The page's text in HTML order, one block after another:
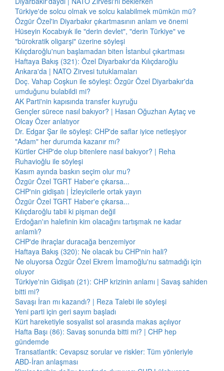
Türkiye'de solcu olmak ve solcu kalabilmek mümkün mü?
Özgür Özel'in Diyarbakır çıkartmasının anlam ve önemi
Hüseyin Kocabıyık ile "derin devlet", "derin Türkiye" ve
"bürokratik oligarşi" üzerine söyleşi
Kılıçdaroğlu'nun başlamadan biten İstanbul çıkartması
Haftaya Bakış (321): Özel Diyarbakır'da Kılıçdaroğlu
Ankara'da | NATO Zirvesi tutuklamaları
Doç. Vahap Coşkun ile söyleşi: Özgür Özel Diyarbakır'da
umduğunu bulabildi mi?
AK Parti'nin kapısında transfer kuyruğu
Gençler sürece nasıl bakıyor? | Hasan Oğuzhan Aytaç ve
Olcay Özer anlatıyor
Dr. Edgar Şar ile söyleşi: CHP'de saflar iyice netleşiyor
"Adam" her durumda kazanır mı?
Kürtler CHP'de olup bitenlere nasıl bakıyor? | Reha
Ruhavioğlu ile söyleşi
Kasım ayında baskın seçim olur mu?
Özgür Özel TGRT Haber'e çıkarsa...
CHP'nin gidişatı | İzleyicilerle ortak yayın
Özgür Özel TGRT Haber'e çıkarsa...
Kılıçdaroğlu tabii ki pişman değil
Erdoğan'ın halefinin kim olacağını tartışmak ne kadar
anlamlı?
CHP'de ihraçlar duracağa benzemiyor
Haftaya Bakış (320): Ne olacak bu CHP'nin hali?
Ne oluyorsa Özgür Özel Ekrem İmamoğlu'nu satmadığı için
oluyor
Türkiye'nin Gidişatı (21): CHP krizinin anlamı | Savaş sahiden
bitti mi?
Savaşı İran mı kazandı? | Reza Talebi ile söyleşi
Yeni parti için geri sayım başladı
Kürt hareketiyle sosyalist sol arasında makas açılıyor
Hafta Başı (86): Savaş sonunda bitti mi? | CHP hep
gündemde
Transatlantik: Cevapsız sorular ve riskler: Tüm yönleriyle
ABD-İran anlaşması